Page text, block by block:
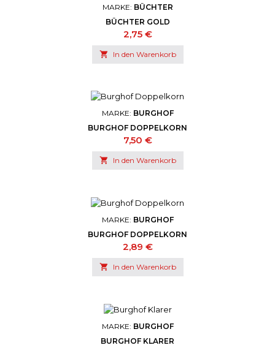
MARKE: BÜCHTER
BÜCHTER GOLD
Preis
2,75 €
 In den Warenkorb
MARKE: BURGHOF
BURGHOF DOPPELKORN
Preis
7,50 €
 In den Warenkorb
MARKE: BURGHOF
BURGHOF DOPPELKORN
Preis
2,89 €
 In den Warenkorb
MARKE: BURGHOF
BURGHOF KLARER